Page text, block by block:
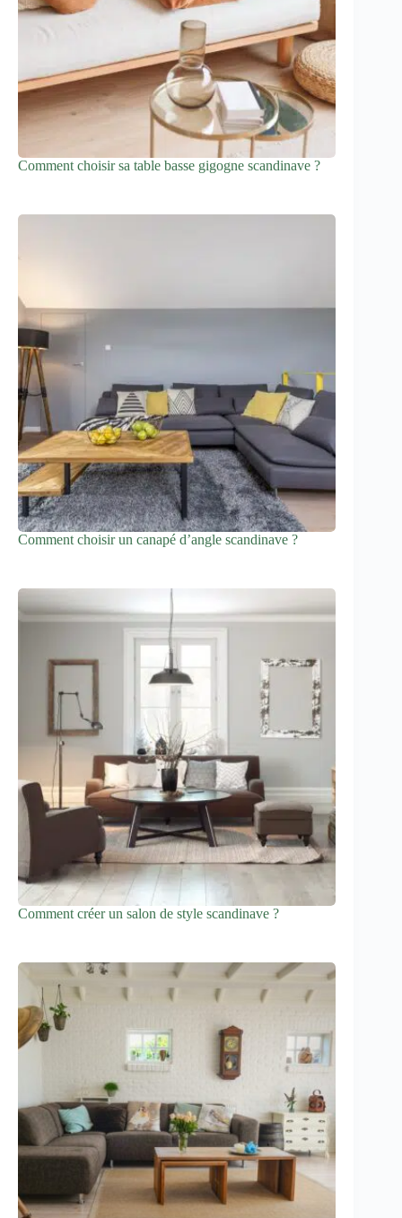
Comment choisir sa table basse gigogne scandinave ?
Comment choisir un canapé d’angle scandinave ?
Comment créer un salon de style scandinave ?